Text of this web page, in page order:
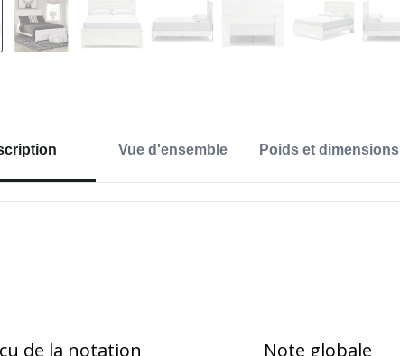
Vue d'ensemble Poids et dimensions